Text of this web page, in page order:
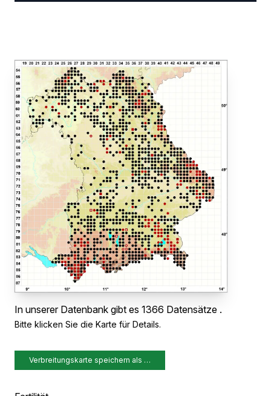
In unserer Datenbank gibt es 1366 Datensätze .
Bitte klicken Sie die Karte für Details.
Verbreitungskarte speichern als …